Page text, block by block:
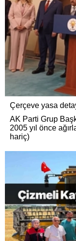
Çerçeve yasa
AK Parti Grup
2005 yıl önce
hariç)